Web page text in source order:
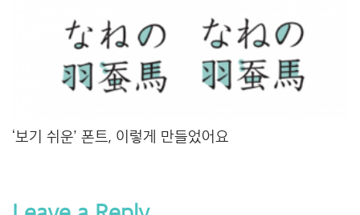
‘보기 쉬운’ 폰트, 이렇게 만들었어요